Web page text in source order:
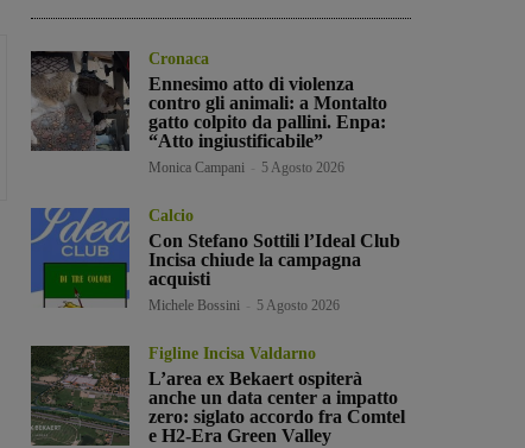
Cronaca
Ennesimo atto di violenza
contro gli animali: a Montalto
gatto colpito da pallini. Enpa:
“Atto ingiustificabile”
Monica Campani 5 Agosto 2026
Calcio
Con Stefano Sottili l’Ideal Club
Incisa chiude la campagna
acquisti
Michele Bossini 5 Agosto 2026
Figline Incisa Valdarno
L’area ex Bekaert ospiterà
anche un data center a impatto
zero: siglato accordo fra Comtel
e H2-Era Green Valley